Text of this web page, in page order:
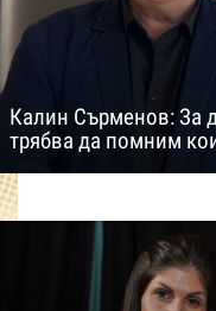
Калин Сърменов: За
трябва да помним